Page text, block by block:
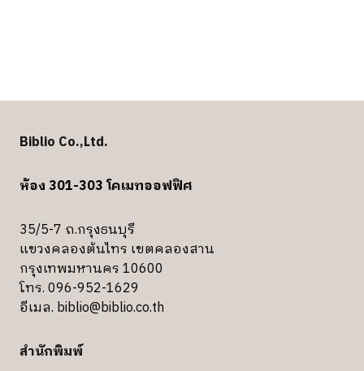
Biblio Co.,Ltd.
ห้อง 301-303 โคเมทออฟฟิศ
35/5-7 ถ.กรุงธนบุรี
แขวงคลองต้นไทร เขตคลองสาน
กรุงเทพมหานคร 10600
โทร. 096-952-1629
อีเมล. biblio@biblio.co.th
สำนักพิมพ์